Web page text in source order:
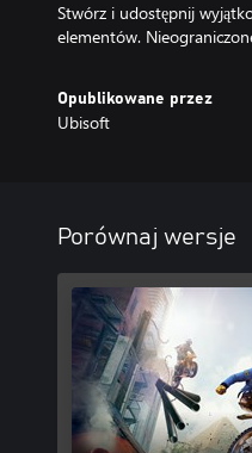
Stwórz i udostępnij
elementów.
Opublikowane przez
Ubisoft
Porównaj wersje